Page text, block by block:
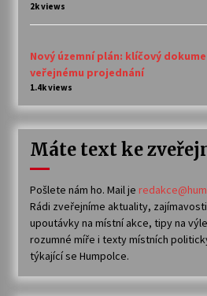
2k views
Nový územní plán: klíčový
veřejnému projednání
1.4k views
Máte text ke
Pošlete nám ho. Mail je
Rádi zveřejníme aktuality,
upoutávky na místní akce, tipy na
rozumné míře i texty místních
týkající se Humpolce.